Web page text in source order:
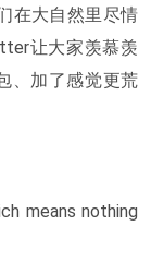
在大自然里尽情
让大家羡慕羡
、加了感觉更荒
means nothing